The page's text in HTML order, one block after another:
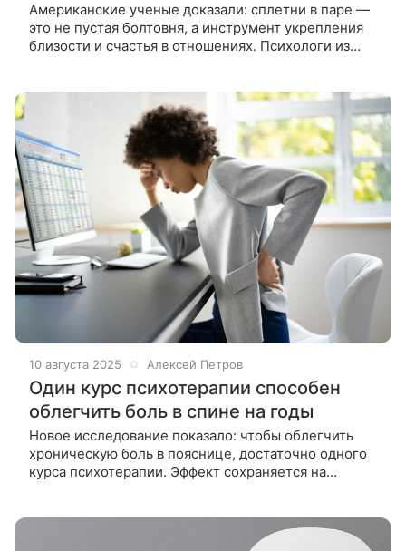
Американские ученые доказали: сплетни в паре —
это не пустая болтовня, а инструмент укрепления
близости и счастья в отношениях. Психологи из
10 августа 2025 Алексей Петров
Один курс психотерапии способен
облегчить боль в спине на годы
Новое исследование показало: чтобы облегчить
хроническую боль в пояснице, достаточно одного
курса психотерапии. Эффект сохраняется на